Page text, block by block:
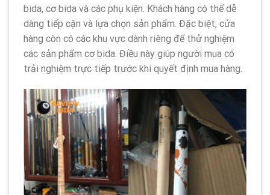
bida, cơ bida và các phụ kiện. Khách hàng có thể dễ
dàng tiếp cận và lựa chọn sản phẩm. Đặc biệt, cửa
hàng còn có các khu vực dành riêng để thử nghiệm
các sản phẩm cơ bida. Điều này giúp người mua có
trải nghiệm trực tiếp trước khi quyết định mua hàng.